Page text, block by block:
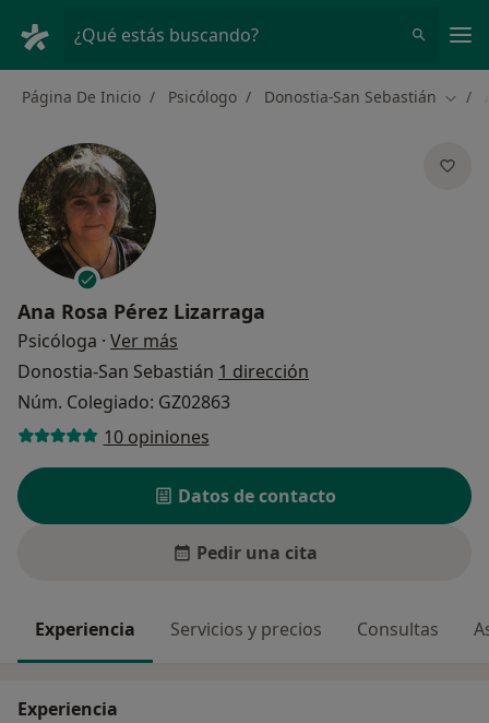
¿Qué estás buscando?
Página De Inicio Psicólogo Donostia-San Sebastián
Ana Rosa Pérez Lizarraga
Psicóloga · Ver más
Donostia-San Sebastián 1 dirección
Núm. Colegiado: GZ02863
10 opiniones
Datos de contacto
Pedir una cita
Experiencia Servicios y precios Consultas
Experiencia